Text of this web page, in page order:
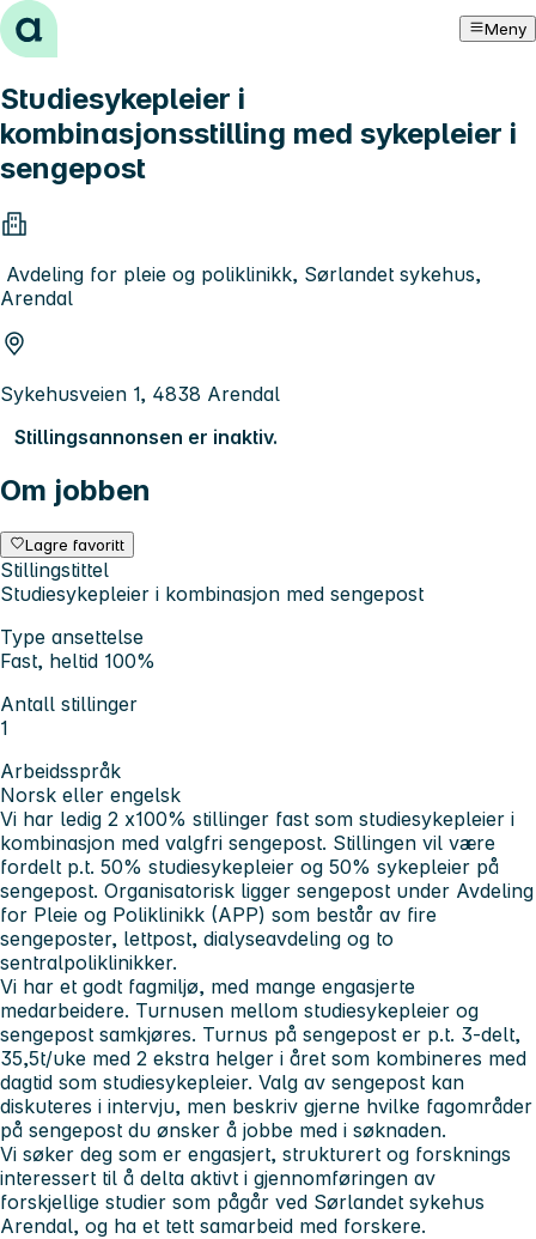
Hopp til innhold Meny
Studiesykepleier i
kombinasjonsstilling med sykepleier i
sengepost
Avdeling for pleie og poliklinikk, Sørlandet sykehus,
Arendal
Sykehusveien 1, 4838 Arendal
Stillingsannonsen er inaktiv.
Om jobben
Lagre favoritt
Stillingstittel
Studiesykepleier i kombinasjon med sengepost
Type ansettelse
Fast, heltid 100%
Antall stillinger
1
Arbeidsspråk
Norsk eller engelsk
Vi har ledig 2 x100% stillinger fast som studiesykepleier i
kombinasjon med valgfri sengepost. Stillingen vil være
fordelt p.t. 50% studiesykepleier og 50% sykepleier på
sengepost. Organisatorisk ligger sengepost under Avdeling
for Pleie og Poliklinikk (APP) som består av fire
sengeposter, lettpost, dialyseavdeling og to
sentralpoliklinikker.
Vi har et godt fagmiljø, med mange engasjerte
medarbeidere. Turnusen mellom studiesykepleier og
sengepost samkjøres. Turnus på sengepost er p.t. 3-delt,
35,5t/uke med 2 ekstra helger i året som kombineres med
dagtid som studiesykepleier. Valg av sengepost kan
diskuteres i intervju, men beskriv gjerne hvilke fagområder
på sengepost du ønsker å jobbe med i søknaden.
Vi søker deg som er engasjert, strukturert og forsknings
interessert til å delta aktivt i gjennomføringen av
forskjellige studier som pågår ved Sørlandet sykehus
Arendal, og ha et tett samarbeid med forskere.